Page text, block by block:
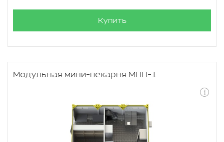
Купить
Модульная мини-пекарня МПП-1